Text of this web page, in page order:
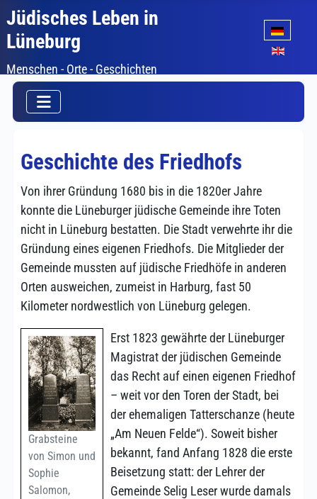
Jüdisches Leben in
Lüneburg
Menschen - Orte - Geschichten
Sprache
Geschichte des Friedhofs
Von ihrer Gründung 1680 bis in die 1820er Jahre
konnte die Lüneburger jüdische Gemeinde ihre Toten
nicht in Lüneburg bestatten. Die Stadt verwehrte ihr die
Gründung eines eigenen Friedhofs. Die Mitglieder der
Gemeinde mussten auf jüdische Friedhöfe in anderen
Orten ausweichen, zumeist in Harburg, fast 50
Kilometer nordwestlich von Lüneburg gelegen.
Grabsteine
von Simon und
Sophie
Salomon,
Erst 1823 gewährte der Lüneburger
Magistrat der jüdischen Gemeinde
das Recht auf einen eigenen Friedhof
– weit vor den Toren der Stadt, bei
der ehemaligen Tatterschanze (heute
„Am Neuen Felde“). Soweit bisher
bekannt, fand Anfang 1828 die erste
Beisetzung statt: der Lehrer der
Gemeinde Selig Leser wurde damals